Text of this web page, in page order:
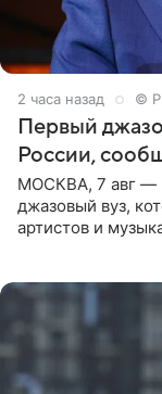
2 часа назад ©
Первый
России,
МОСКВА, 7 авг —
джазовый вуз,
артистов и